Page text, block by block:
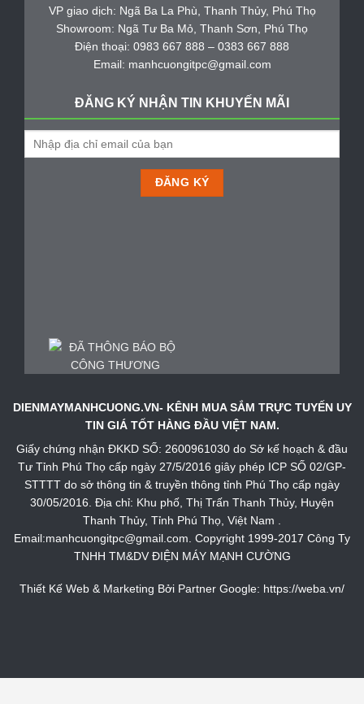
VP giao dịch: Ngã Ba La Phù, Thanh Thủy, Phú Thọ
Showroom: Ngã Tư Ba Mỏ, Thanh Sơn, Phú Thọ
Điện thoại: 0983 667 888 – 0383 667 888
Email: manhcuongitpc@gmail.com
ĐĂNG KÝ NHẬN TIN KHUYẾN MÃI
DIENMAYMANHCUONG.VN- KÊNH MUA SẮM TRỰC TUYẾN UY
TIN GIÁ TỐT HÀNG ĐẦU VIỆT NAM.
Giấy chứng nhận ĐKKD SỐ: 2600961030 do Sở kế hoạch & đầu
Tư Tỉnh Phú Thọ cấp ngày 27/5/2016 giây phép ICP SỐ 02/GP-
STTTT do sở thông tin & truyền thông tỉnh Phú Thọ cấp ngày
30/05/2016. Địa chỉ: Khu phố, Thị Trấn Thanh Thủy, Huyện
Thanh Thủy, Tỉnh Phú Thọ, Việt Nam .
Email:manhcuongitpc@gmail.com. Copyright 1999-2017 Công Ty
TNHH TM&DV ĐIỆN MÁY MẠNH CƯỜNG
Thiết Kế Web & Marketing Bởi Partner Google: https://weba.vn/